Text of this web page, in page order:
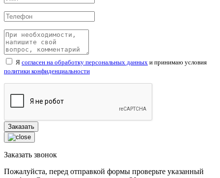
Я согласен на обработку персональных данных и принимаю условия
политики конфиденциальности
Заказать звонок
Пожалуйста, перед отправкой формы проверьте указанный